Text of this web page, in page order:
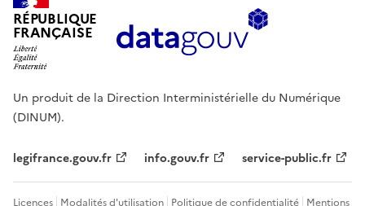
RÉPUBLIQUE
FRANÇAISE
Un produit de la Direction Interministérielle du Numérique
(DINUM).
legifrance.gouv.fr info.gouv.fr service-public.fr
Licences Modalités d'utilisation Politique de confidentialité Mentions